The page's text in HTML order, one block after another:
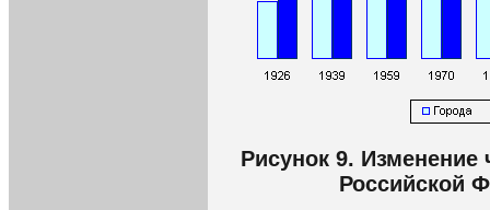
Рисунок 9. Изменение
Российской